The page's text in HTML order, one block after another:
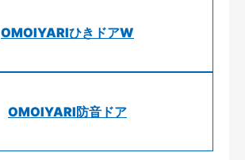
OMOIYARIひきドアW
OMOIYARI防音ドア